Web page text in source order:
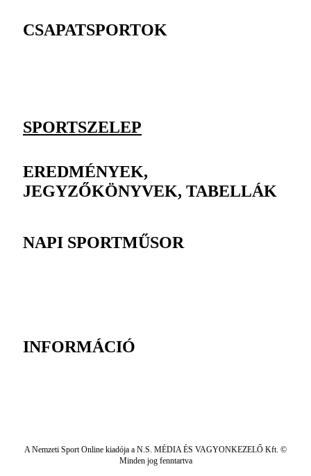
CSAPATSPORTOK
SPORTSZELEP
EREDMÉNYEK,
JEGYZŐKÖNYVEK, TABELLÁK
NAPI SPORTMŰSOR
INFORMÁCIÓ
A Nemzeti Sport Online kiadója a N.S. MÉDIA ÉS VAGYONKEZELŐ Kft. ©
Minden jog fenntartva